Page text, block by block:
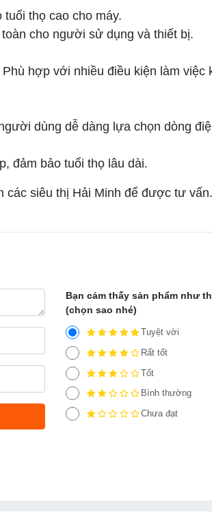
thọ cao cho máy.
cho người sử dụng và thiết bị.
hợp với nhiều điều kiện làm việc
dùng dễ dàng lựa chọn dòng
đảm bảo tuổi thọ lâu dài.
các siêu thị Hải Minh để được tư
Bạn cảm thấy sản phẩm như
(chọn sao nhé)
Tuyệt vời
Rất tốt
Tốt
Bình thường
Chưa đạt